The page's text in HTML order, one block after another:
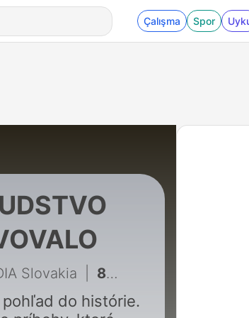
Çalışma Spor
Slovakia 83 - #78 HISTAMÍN
do histórie.